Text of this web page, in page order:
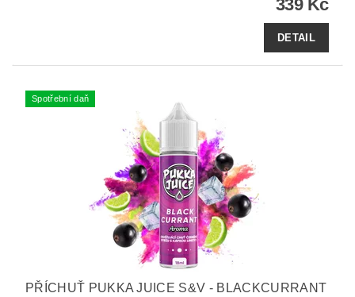
339 Kč
DETAIL
Spotřební daň
PŘÍCHUŤ PUKKA JUICE S&V - BLACKCURRANT